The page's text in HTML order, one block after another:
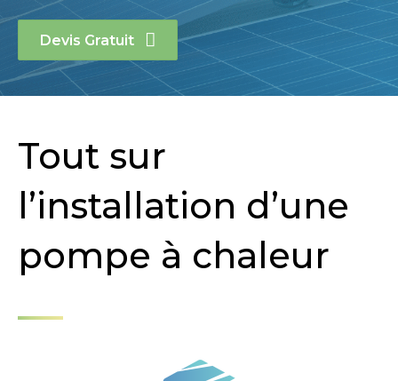
Devis Gratuit
Tout sur
l’installation d’une
pompe à chaleur